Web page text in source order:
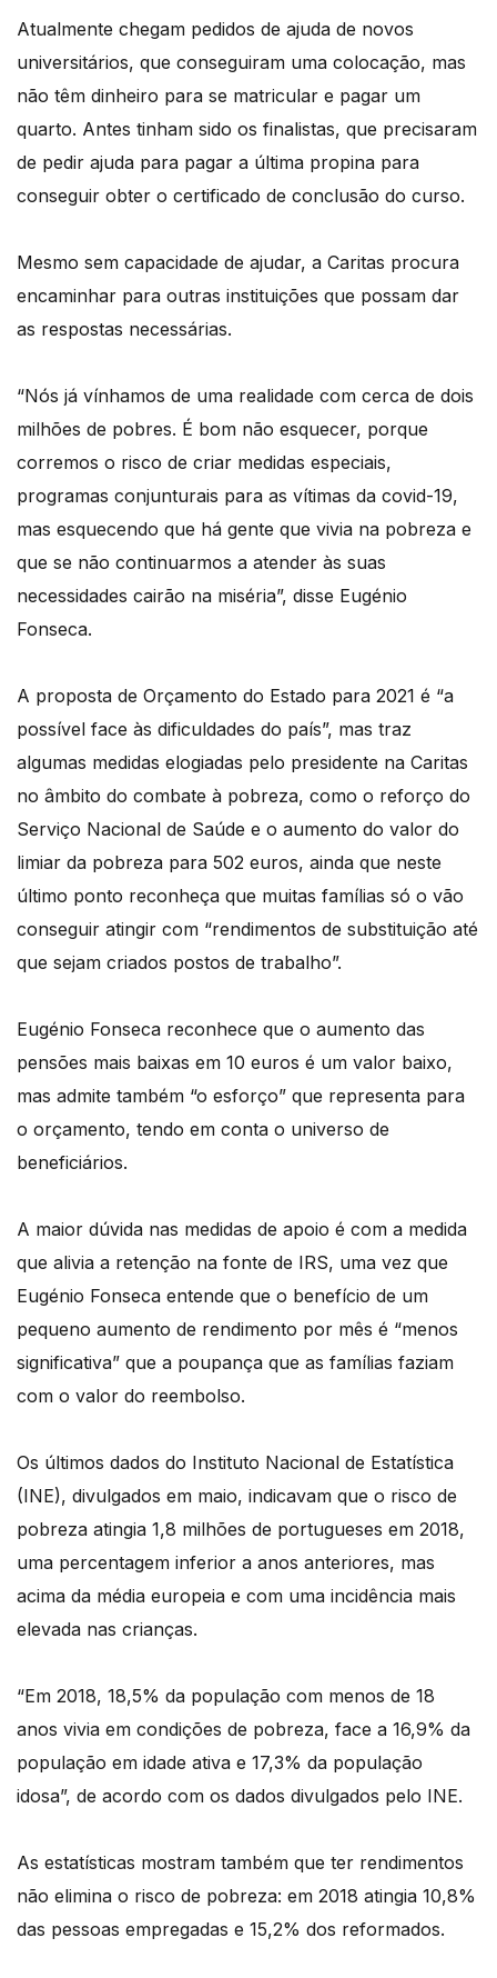
Atualmente chegam pedidos de ajuda de novos
universitários, que conseguiram uma colocação, mas
não têm dinheiro para se matricular e pagar um
quarto. Antes tinham sido os finalistas, que precisaram
de pedir ajuda para pagar a última propina para
conseguir obter o certificado de conclusão do curso.
Mesmo sem capacidade de ajudar, a Caritas procura
encaminhar para outras instituições que possam dar
as respostas necessárias.
“Nós já vínhamos de uma realidade com cerca de dois
milhões de pobres. É bom não esquecer, porque
corremos o risco de criar medidas especiais,
programas conjunturais para as vítimas da covid-19,
mas esquecendo que há gente que vivia na pobreza e
que se não continuarmos a atender às suas
necessidades cairão na miséria”, disse Eugénio
Fonseca.
A proposta de Orçamento do Estado para 2021 é “a
possível face às dificuldades do país”, mas traz
algumas medidas elogiadas pelo presidente na Caritas
no âmbito do combate à pobreza, como o reforço do
Serviço Nacional de Saúde e o aumento do valor do
limiar da pobreza para 502 euros, ainda que neste
último ponto reconheça que muitas famílias só o vão
conseguir atingir com “rendimentos de substituição até
que sejam criados postos de trabalho”.
Eugénio Fonseca reconhece que o aumento das
pensões mais baixas em 10 euros é um valor baixo,
mas admite também “o esforço” que representa para
o orçamento, tendo em conta o universo de
beneficiários.
A maior dúvida nas medidas de apoio é com a medida
que alivia a retenção na fonte de IRS, uma vez que
Eugénio Fonseca entende que o benefício de um
pequeno aumento de rendimento por mês é “menos
significativa” que a poupança que as famílias faziam
com o valor do reembolso.
Os últimos dados do Instituto Nacional de Estatística
(INE), divulgados em maio, indicavam que o risco de
pobreza atingia 1,8 milhões de portugueses em 2018,
uma percentagem inferior a anos anteriores, mas
acima da média europeia e com uma incidência mais
elevada nas crianças.
“Em 2018, 18,5% da população com menos de 18
anos vivia em condições de pobreza, face a 16,9% da
população em idade ativa e 17,3% da população
idosa”, de acordo com os dados divulgados pelo INE.
As estatísticas mostram também que ter rendimentos
não elimina o risco de pobreza: em 2018 atingia 10,8%
das pessoas empregadas e 15,2% dos reformados.